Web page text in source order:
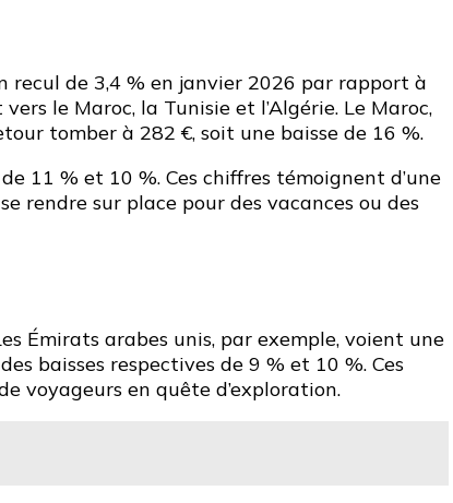
recul de 3,4 % en janvier 2026 par rapport à
le Maroc, la Tunisie et l’Algérie. Le Maroc,
tomber à 282 €, soit une baisse de 16 %.
11 % et 10 %. Ces chiffres témoignent d’une
rendre sur place pour des vacances ou des
Émirats arabes unis, par exemple, voient une
baisses respectives de 9 % et 10 %. Ces
voyageurs en quête d’exploration.